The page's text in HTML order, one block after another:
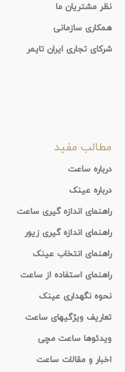
نظر مشتریان ما
همکاری سازمانی
شرکای تجاری ایران تایمر
مطالب مفید
درباره ساعت
درباره عینک
راهنمای اندازه گیری ساعت
راهنمای اندازه گیری زیور
راهنمای انتخاب عینک
راهنمای استفاده از ساعت
نحوه نگهداری عینک
تعاریف ویژگیهای ساعت
ویدئوها ساعت مچی
اخبار و مقالات ساعت